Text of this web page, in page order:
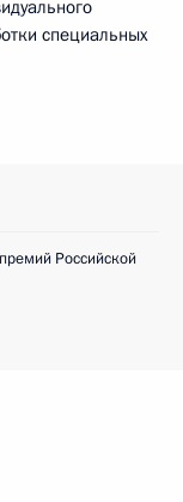
специальных
Российской